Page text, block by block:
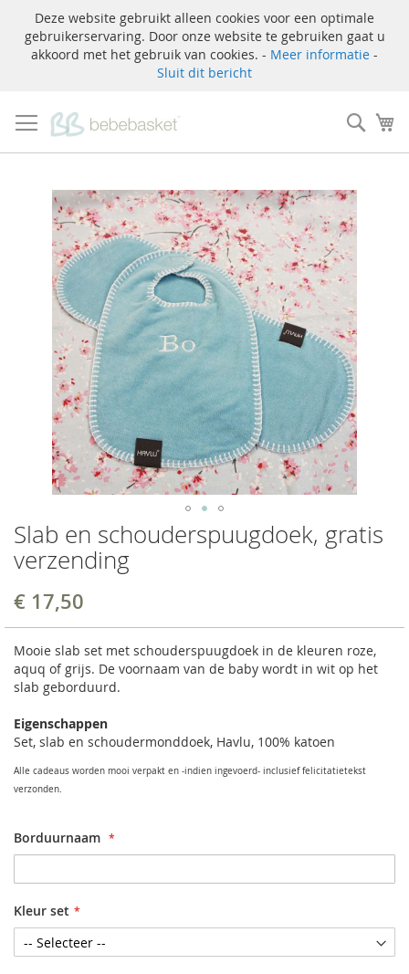
Deze website gebruikt alleen cookies voor een optimale
gebruikerservaring. Door onze website te gebruiken gaat u
akkoord met het gebruik van cookies. - Meer informatie -
Sluit dit bericht
naar
de
inhoud
Zoek
Slab en schouderspuugdoek, gratis
verzending
€ 17,50
Mooie slab set met schouderspuugdoek in de kleuren roze,
aquq of grijs. De voornaam van de baby wordt in wit op het
slab geborduurd.
Eigenschappen
Set, slab en schoudermonddoek, Havlu, 100% katoen
Alle cadeaus worden mooi verpakt en -indien ingevoerd- inclusief felicitatietekst
verzonden.
Borduurnaam
Kleur set